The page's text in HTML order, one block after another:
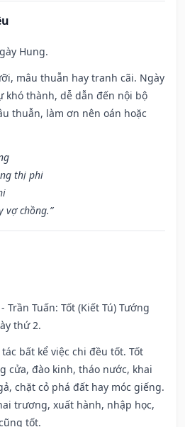
Hung.
mâu thuẫn hay tranh cãi. Ngày
khó thành, dễ dẫn đến nội bộ
thuẫn, làm ơn nên oán hoặc
thị phi
vợ chồng.”
Trần Tuấn: Tốt (Kiết Tú) Tướng
thứ 2.
bất kể việc chi đều tốt. Tốt
cửa, đào kinh, tháo nước, khai
chặt cỏ phá đất hay móc giếng.
trương, xuất hành, nhập học,
tốt.